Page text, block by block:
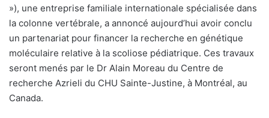
r
i
e
»), une entreprise familiale internationale spécialisée dans
la colonne vertébrale, a annoncé aujourd’hui avoir conclu
un partenariat pour financer la recherche en génétique
moléculaire relative à la scoliose pédiatrique. Ces travaux
seront menés par le Dr Alain Moreau du Centre de
recherche Azrieli du CHU Sainte-Justine, à Montréal, au
Canada.